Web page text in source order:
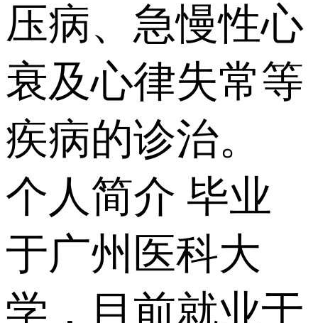
压病、急慢性心
衰及心律失常等
疾病的诊治。
个人简介 毕业
于广州医科大
学，目前就业于